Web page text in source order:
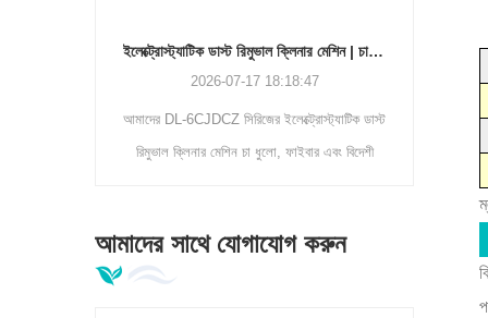
ইলেক্ট্রোস্ট্যাটিক ডাস্ট রিমুভাল ক্লিনার মেশিন | চা পাতার অশুদ্ধতা বিভাজক DL-6CJDCZ সিরিজ
2026-07-17 18:18:47
আমাদের DL-6CJDCZ সিরিজের ইলেক্ট্রোস্ট্যাটিক ডাস্ট
রিমুভাল ক্লিনার মেশিন চা ধুলো, ফাইবার এবং বিদেশী
ক্ষমতা, 380V শিল্প ভোল্টেজ, চা প্রাথমিক প্রক্রিয়াকরণ
আমাদের সাথে যোগাযোগ করুন